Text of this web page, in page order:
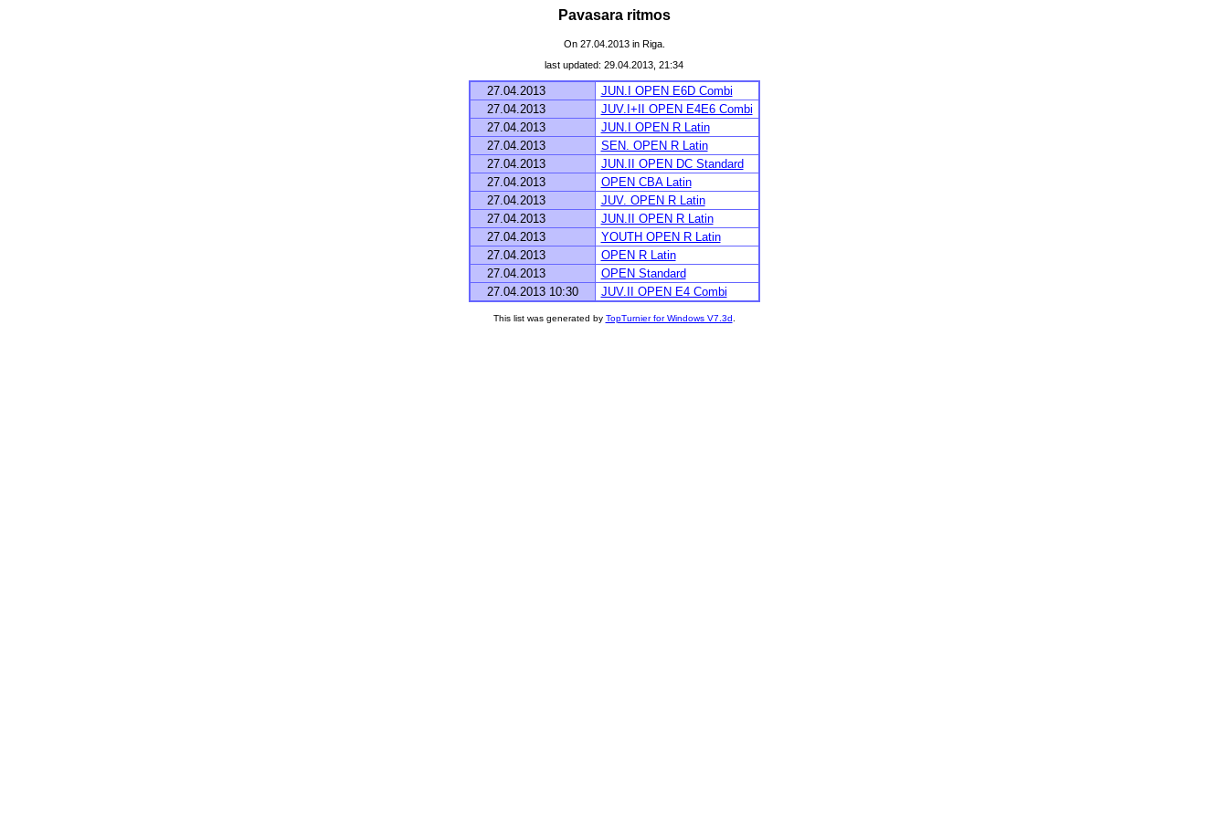
Pavasara ritmos
On 27.04.2013 in Riga.
last updated: 29.04.2013, 21:34
27.04.2013
JUN.I OPEN E6D Combi
27.04.2013
JUV.I+II OPEN E4E6 Combi
27.04.2013
JUN.I OPEN R Latin
27.04.2013
SEN. OPEN R Latin
27.04.2013
JUN.II OPEN DC Standard
27.04.2013
OPEN CBA Latin
27.04.2013
JUV. OPEN R Latin
27.04.2013
JUN.II OPEN R Latin
27.04.2013
YOUTH OPEN R Latin
27.04.2013
OPEN R Latin
27.04.2013
OPEN Standard
27.04.2013 10:30
JUV.II OPEN E4 Combi
This list was generated by TopTurnier for Windows V7.3d